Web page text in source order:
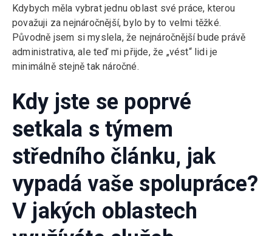
Kdybych měla vybrat jednu oblast své práce, kterou
považuji za nejnáročnější, bylo by to velmi těžké.
Původně jsem si myslela, že nejnáročnější bude právě
administrativa, ale teď mi přijde, že „vést“ lidi je
minimálně stejně tak náročné.
Kdy jste se poprvé
setkala s týmem
středního článku, jak
vypadá vaše spolupráce?
V jakých oblastech